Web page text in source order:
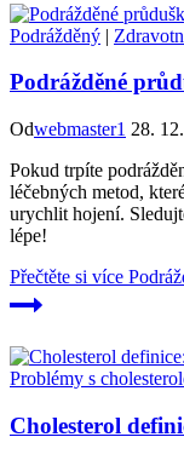
Podrážděný |
Podrážděné
Odwebmaster1 28.
Pokud trpíte
léčebných metod,
urychlit hojení.
lépe!
Přečtěte si více
Problémy s
Cholesterol